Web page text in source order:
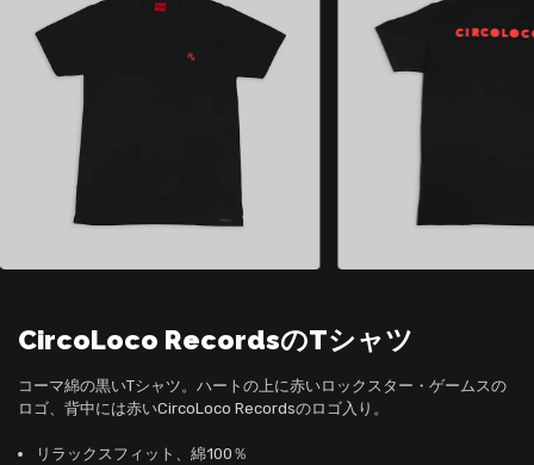
CircoLoco RecordsのTシャツ
コーマ綿の黒いTシャツ。ハートの上に赤いロックスター・ゲームスの
ロゴ、背中には赤いCircoLoco Recordsのロゴ入り。
リラックスフィット、綿100％